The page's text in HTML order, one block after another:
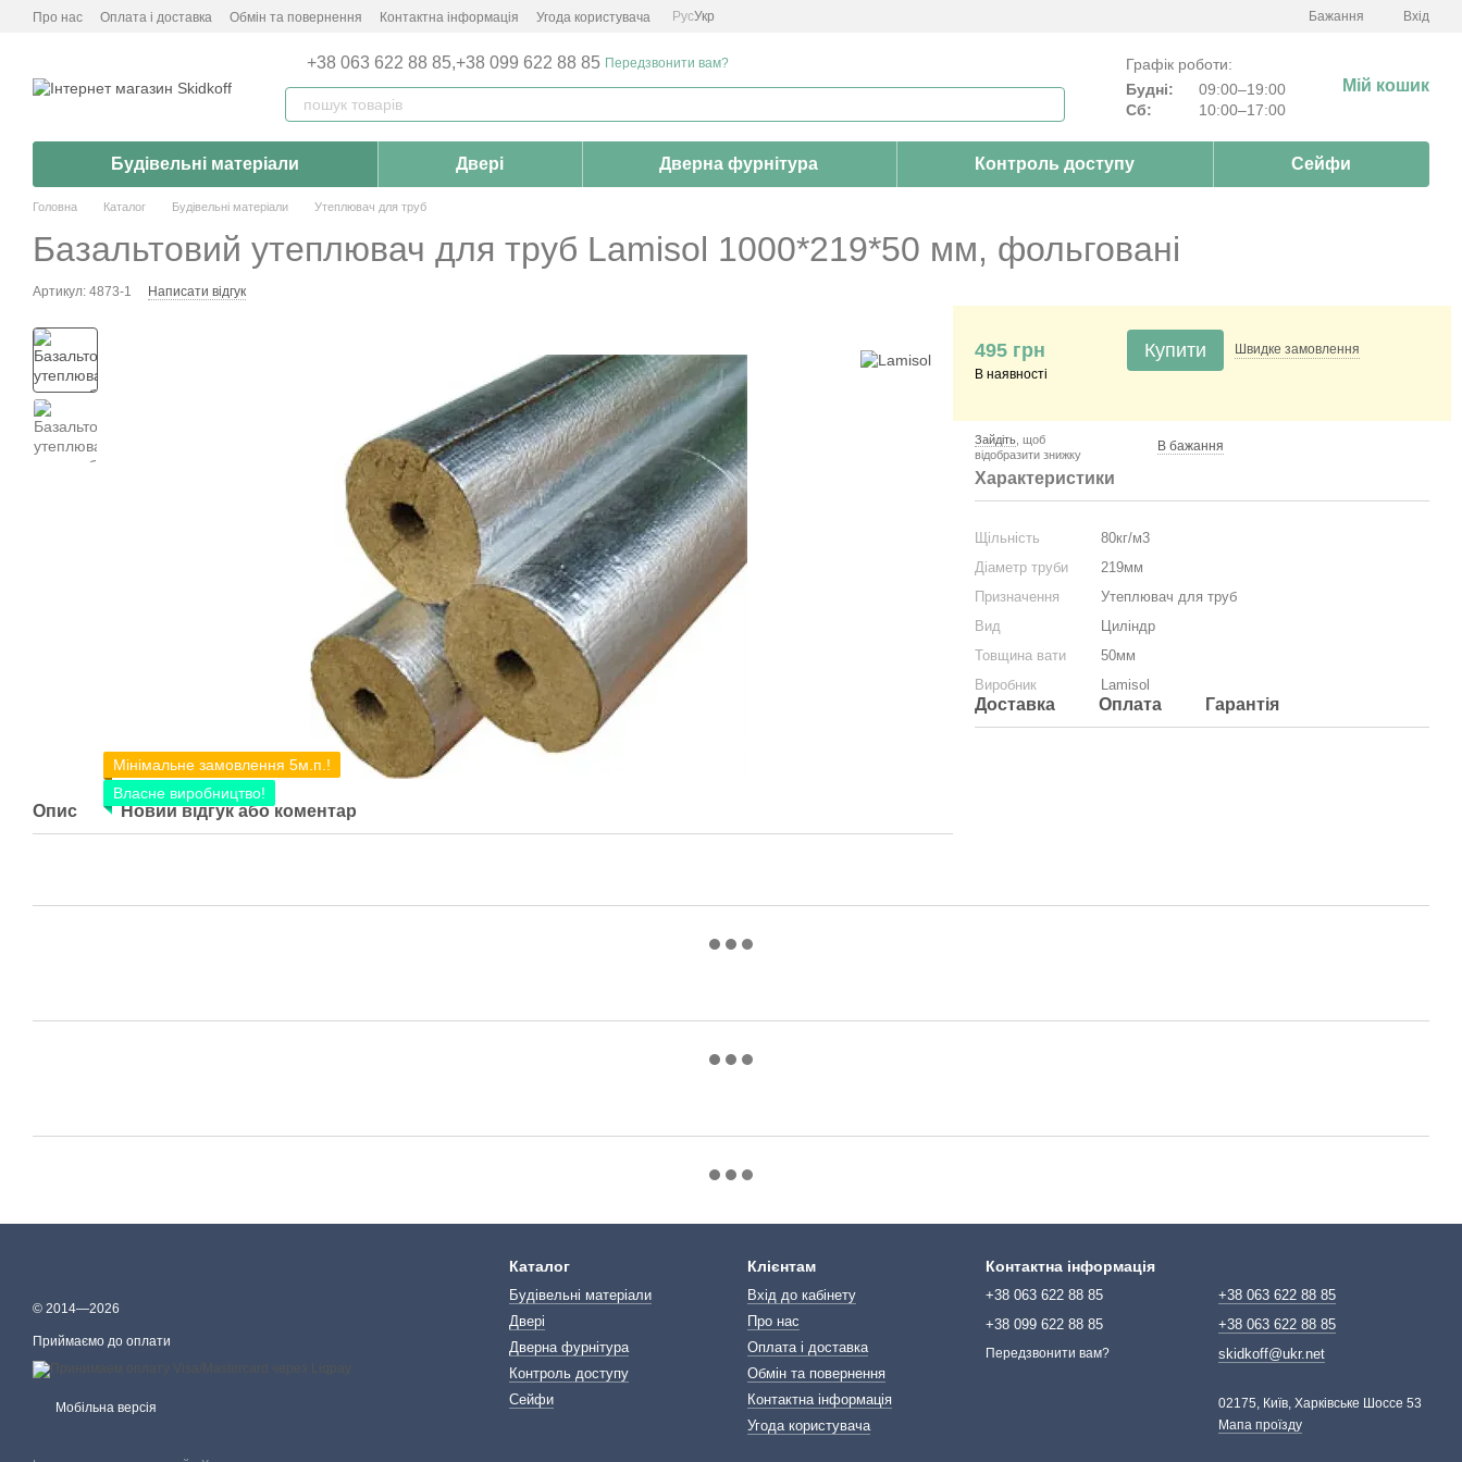
Перейти до основного контенту
Про нас Оплата і доставка Обмін та повернення Контактна інформація Угода користувача РусУкр Бажання Вхід
+38 063 622 88 85,+38 099 622 88 85 Передзвонити вам?
Графік роботи:
Будні:
09:00–19:00
Сб:
10:00–17:00
Мій кошик
Будівельні матеріали Двері Дверна фурнітура Контроль доступу Сейфи
Головна Каталог Будівельні матеріали Утеплювач для труб
Базальтовий утеплювач для труб Lamisol 1000*219*50 мм, фольговані
Артикул: 4873-1 Написати відгук
Мінімальне замовлення 5м.п.!
Власне виробництво!
Опис Новий відгук або коментар
495 грн
В наявності
Купити Швидке замовлення
Зайдіть , щоб
відобразити знижку
В бажання
Характеристики
Щільність
80кг/м3
Діаметр труби
219мм
Призначення
Утеплювач для труб
Вид
Циліндр
Товщина вати
50мм
Виробник
Lamisol
Доставка Оплата Гарантія
© 2014—2026
Приймаємо до оплати
Мобільна версія
Каталог
Будівельні матеріали
Двері
Дверна фурнітура
Контроль доступу
Сейфи
Клієнтам
Вхід до кабінету
Про нас
Оплата і доставка
Обмін та повернення
Контактна інформація
Угода користувача
Контактна інформація
+38 063 622 88 85
+38 099 622 88 85
Передзвонити вам?
+38 063 622 88 85
+38 063 622 88 85
skidkoff@ukr.net
02175, Київ, Харківське Шоссе 53
Мапа проїзду